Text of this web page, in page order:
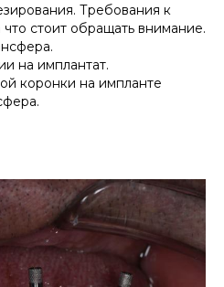
Требования к
стоит обращать внимание.
на имплантат.
коронки на импланте